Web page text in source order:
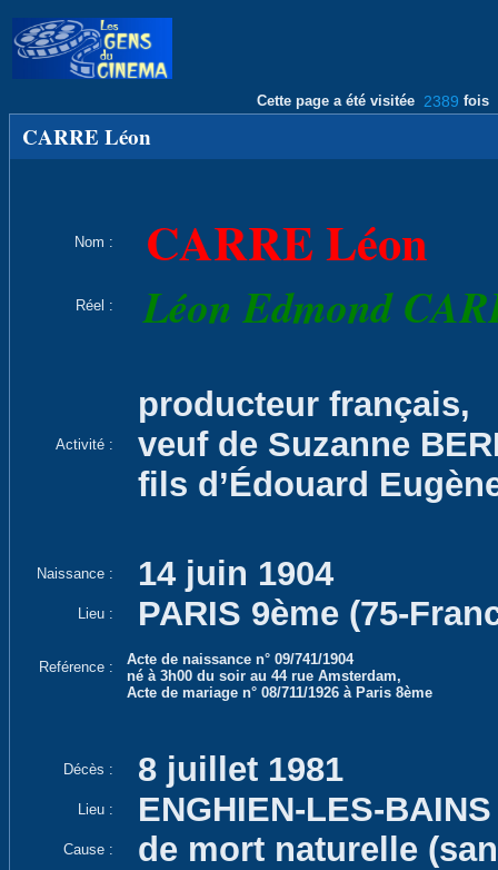
Cette page a été visitée 2389 fois
CARRE Léon
Nom : CARRE Léon
Réel : Léon Edmond
Activité :
producteur français,
veuf de Suzanne
fils d’Édouard
Naissance : 14 juin 1904
Lieu : PARIS 9ème (75-
Reférence :
Acte de naissance n° 09/741/1904
né à 3h00 du soir au 44 rue Amsterdam,
Acte de mariage n° 08/711/1926 à Paris 8ème
Décès : 8 juillet 1981
Lieu : ENGHIEN-LES-
Cause : de mort naturelle